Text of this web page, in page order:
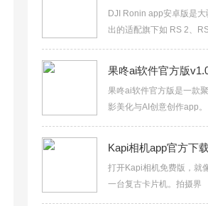
DJI Ronin app安卓版是大
出的适配旗下如 RS 2、
果咚ai软件官方版是一款
影美化与AI创意创作app。
打开Kapi相机免费版，就
一台复古卡片机。拍摄界